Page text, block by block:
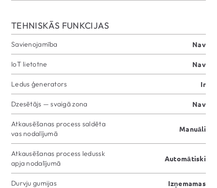
TEHNISKĀS FUNKCIJAS
Savienojamība Nav
IoT lietotne Nav
Ledus ģenerators Ir
Dzesētājs — svaigā zona Nav
Atkausēšanas process saldēta
vas nodalījumā
Manuāli
Atkausēšanas process ledussk
apja nodalījumā
Automātiski
Durvju gumijas Izņemamas